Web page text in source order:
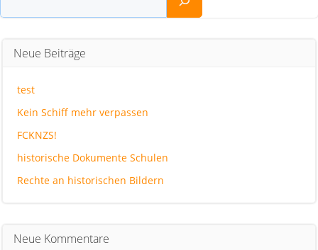
Neue Beiträge
test
Kein Schiff mehr verpassen
FCKNZS!
historische Dokumente Schulen
Rechte an historischen Bildern
Neue Kommentare